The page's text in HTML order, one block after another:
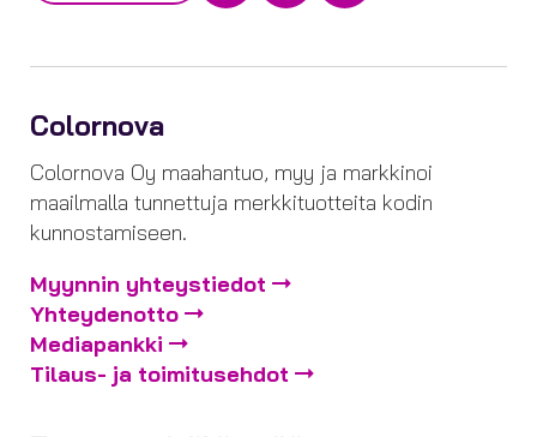
Colornova
Colornova Oy maahantuo, myy ja markkinoi
maailmalla tunnettuja merkkituotteita kodin
kunnostamiseen.
Myynnin yhteystiedot
Yhteydenotto
Mediapankki
Tilaus- ja toimitusehdot